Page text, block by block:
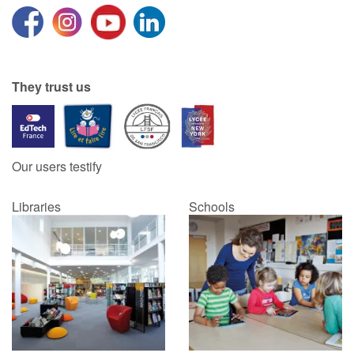
They trust us
Our users testify
Libraries Schools